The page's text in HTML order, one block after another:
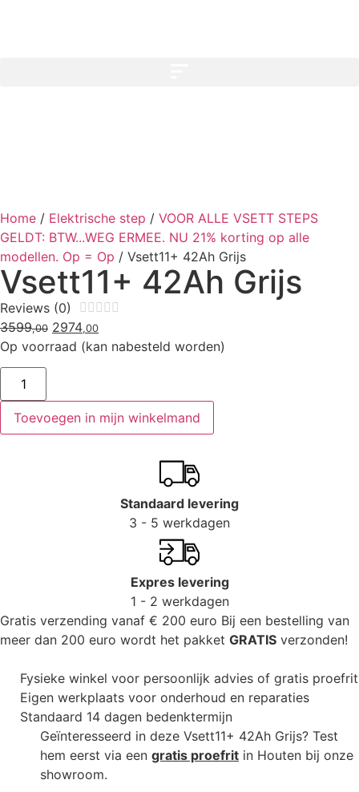
Home / Elektrische step / VOOR ALLE VSETT STEPS
GELDT: BTW...WEG ERMEE. NU 21% korting op alle
modellen. Op = Op / Vsett11+ 42Ah Grijs
Vsett11+ 42Ah Grijs
Reviews (0)     
3599,00 2974,00
Op voorraad (kan nabesteld worden)
Toevoegen in mijn winkelmand
Standaard levering
3 - 5 werkdagen
Expres levering
1 - 2 werkdagen
Gratis verzending vanaf € 200 euro Bij een bestelling van
meer dan 200 euro wordt het pakket GRATIS verzonden!
Fysieke winkel voor persoonlijk advies of gratis proefrit
Eigen werkplaats voor onderhoud en reparaties
Standaard 14 dagen bedenktermijn
Geïnteresseerd in deze Vsett11+ 42Ah Grijs? Test
hem eerst via een gratis proefrit in Houten bij onze
showroom.